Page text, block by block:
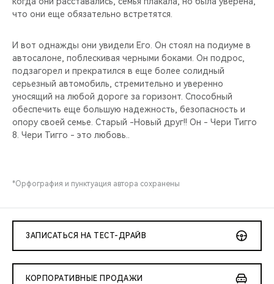
что они еще обязательно встретятся.
И вот однажды они увидели Его. Он стоял на подиуме в
автосалоне, поблескивая черными боками. Он подрос,
подзагорел и прекратился в еще более солидный
серьезный автомобиль, стремительно и уверенно
уносящий на любой дороге за горизонт. Способный
обеспечить еще большую надежность, безопасность и
опору своей семье. Старый -Новый друг!! Он - Чери Тигго
8. Чери Тигго - это любовь..
*Орфография и пунктуация автора сохранены
ЗАПИСАТЬСЯ НА ТЕСТ-ДРАЙВ
КОРПОРАТИВНЫЕ ПРОДАЖИ